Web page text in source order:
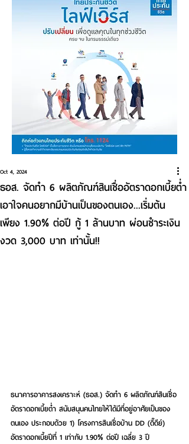
ธอส. จัดทำ 6 ผลิตภัณฑ์สินเชื่ออัตราดอกเบี้ยต่ำ
เอาใจคนอยากมีบ้านเป็นของตนเอง...เริ่มต้น
เพียง 1.90% ต่อปี กู้ 1 ล้านบาท ผ่อนชำระเงิน
งวด 3,000 บาท เท่านั้น!!
Oct 4, 2024
ธนาคารอาคารสงเคราะห์ (ธอส.) จัดทำ 6 ผลิตภัณฑ์สินเชื่อ
อัตราดอกเบี้ยต่ำ สนับสนุนคนไทยให้ได้มีที่อยู่อาศัยเป็นของ
ตนเอง ประกอบด้วย 1) โครงการสินเชื่อบ้าน DD (ดี๊ดีย์)
อัตราดอกเบี้ยปีที่ 1 เท่ากับ 1.90% ต่อปี เฉลี่ย 3 ปี